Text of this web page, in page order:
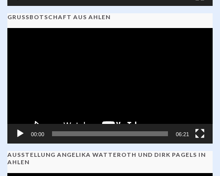
GRUSSBOTSCHAFT AUS AHLEN
00:00 06:21
AUSSTELLUNG ANGELIKA WATTEROTH UND DIRK PAGELS IN
AHLEN